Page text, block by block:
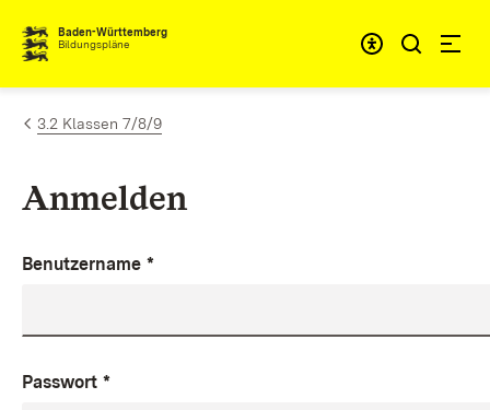
Zum Inhalt springen
Baden-Württemberg
Bildungspläne
3.2 Klassen 7/8/9
Anmelden
Benutzername *
Passwort *